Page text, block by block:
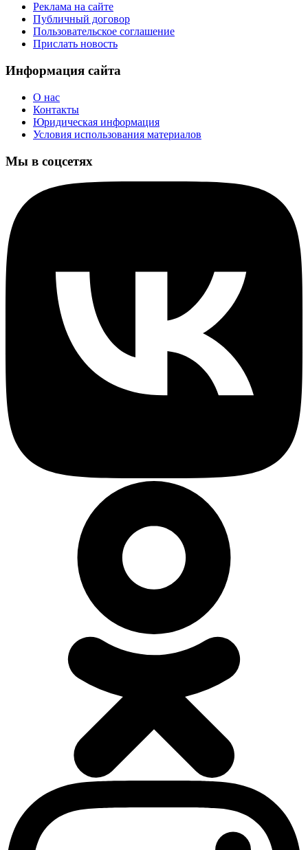
Реклама на сайте
Публичный договор
Пользовательское соглашение
Прислать новость
Информация сайта
О нас
Контакты
Юридическая информация
Условия использования материалов
Мы в соцсетях